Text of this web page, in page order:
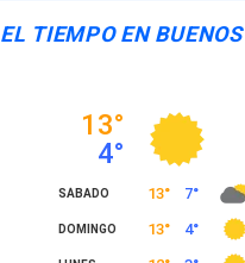
EL TIEMPO EN